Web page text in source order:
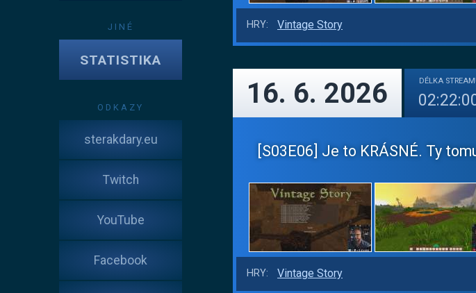
JINÉ
STATISTIKA
ODKAZY
sterakdary.eu
Twitch
YouTube
Facebook
HRY: Vintage Story
16. 6. 2026 DÉLKA
[S03E06] Je to KRÁSNÉ. Ty
HRY: Vintage Story